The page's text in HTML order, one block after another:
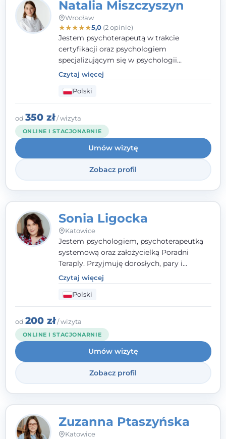
Natalia Miszczyszyn
Wrocław
★★★★★5,0(2 opinie)
Jestem psychoterapeutą w trakcie
certyfikacji oraz psychologiem
specjalizującym się w psychologii
klinicznej. Ukończyłam również studia
podyplomowe z Praktycznej Diagnozy
Psychologicznej. Aktywnie uczestniczę w
działalności Polskiego Towarzystwa
Psychiatrycznego oraz Polskiego
Towarzystwa Psychologicznego, a także
jestem członkiem nadzwyczajnym
Wielkopolskiego Towarzystwa Terapii
Systemowej.
Czytaj więcej
Polski
od 350 zł/ wizyta
ONLINE I STACJONARNIE
Umów wizytę
Zobacz profil
Sonia Ligocka
Katowice
Jestem psychologiem, psychoterapeutką
systemową oraz założycielką Poradni
Teraply. Przyjmuję dorosłych, pary i
rodziny, dobierając metody do
indywidualnych zasobów pacjenta. Wierzę
w drzemiące w Tobie zasoby, które
pozwolą Ci wyjść z kryzysu - a jeśli jeszcze
ich nie widzisz, pomogę Ci je odsłonić.
Czytaj więcej
Polski
od 200 zł/ wizyta
ONLINE I STACJONARNIE
Umów wizytę
Zobacz profil
Zuzanna Ptaszyńska
Katowice